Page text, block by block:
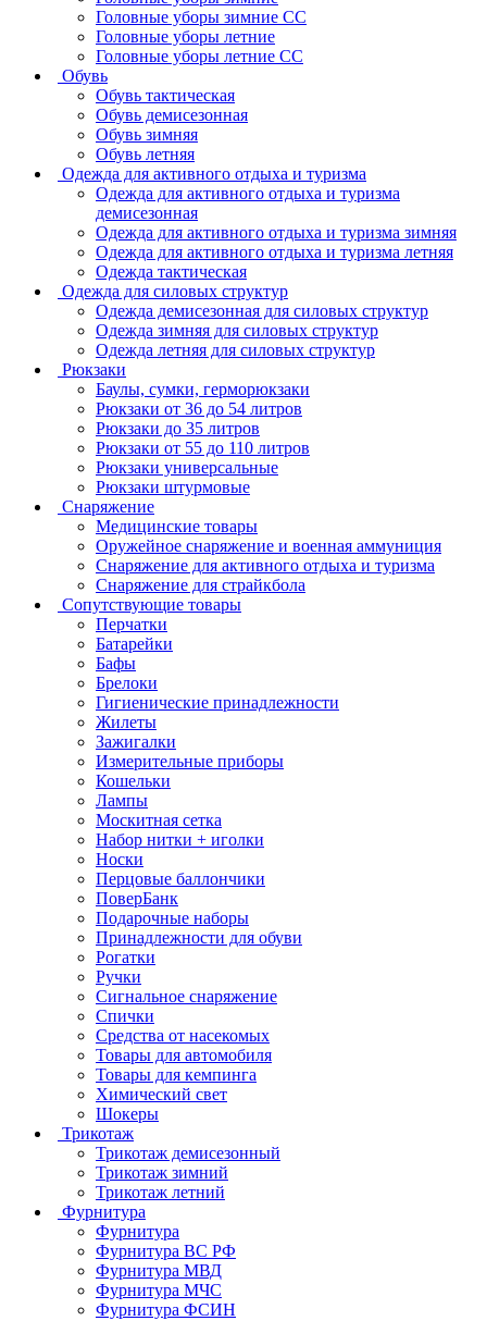
Головные уборы зимние СС
Головные уборы летние
Головные уборы летние СС
Обувь
Обувь тактическая
Обувь демисезонная
Обувь зимняя
Обувь летняя
Одежда для активного отдыха и туризма
Одежда для активного отдыха и туризма
демисезонная
Одежда для активного отдыха и туризма зимняя
Одежда для активного отдыха и туризма летняя
Одежда тактическая
Одежда для силовых структур
Одежда демисезонная для силовых структур
Одежда зимняя для силовых структур
Одежда летняя для силовых структур
Рюкзаки
Баулы, сумки, герморюкзаки
Рюкзаки от 36 до 54 литров
Рюкзаки до 35 литров
Рюкзаки от 55 до 110 литров
Рюкзаки универсальные
Рюкзаки штурмовые
Снаряжение
Медицинские товары
Оружейное снаряжение и военная аммуниция
Снаряжение для активного отдыха и туризма
Снаряжение для страйкбола
Сопутствующие товары
Перчатки
Батарейки
Бафы
Брелоки
Гигиенические принадлежности
Жилеты
Зажигалки
Измерительные приборы
Кошельки
Лампы
Москитная сетка
Набор нитки + иголки
Носки
Перцовые баллончики
ПоверБанк
Подарочные наборы
Принадлежности для обуви
Рогатки
Ручки
Сигнальное снаряжение
Спички
Средства от насекомых
Товары для автомобиля
Товары для кемпинга
Химический свет
Шокеры
Трикотаж
Трикотаж демисезонный
Трикотаж зимний
Трикотаж летний
Фурнитура
Фурнитура
Фурнитура ВС РФ
Фурнитура МВД
Фурнитура МЧС
Фурнитура ФСИН